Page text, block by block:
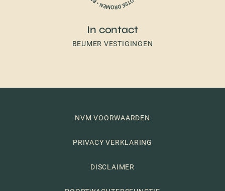
In contact
BEUMER VESTIGINGEN
NVM VOORWAARDEN
PRIVACY VERKLARING
DISCLAIMER